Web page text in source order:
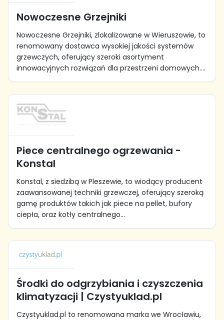
Nowoczesne Grzejniki
Nowoczesne Grzejniki, zlokalizowane w Wieruszowie, to
renomowany dostawca wysokiej jakości systemów
grzewczych, oferujący szeroki asortyment
innowacyjnych rozwiązań dla przestrzeni domowych....
Piece centralnego ogrzewania -
Konstal
Konstal, z siedzibą w Pleszewie, to wiodący producent
zaawansowanej techniki grzewczej, oferujący szeroką
gamę produktów takich jak piece na pellet, bufory
ciepła, oraz kotły centralnego...
Środki do odgrzybiania i czyszczenia
klimatyzacji | Czystyuklad.pl
Czystyuklad.pl to renomowana marka we Wrocławiu,